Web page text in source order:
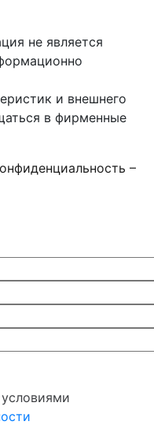
не является
и внешнего
в фирменные
–